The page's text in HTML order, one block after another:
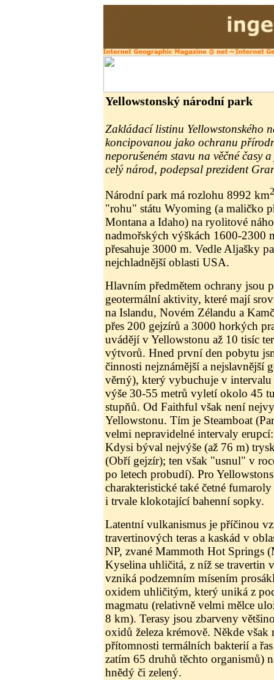
Yellowstonský národní park
Zakládací listinu Yellowstonského
koncipovanou jako ochranu
neporušeném stavu na věčné časy
celý národ, podepsal prezident
Národní park má rozlohu 8992 km2
"rohu" státu Wyoming (a maličko
Montana a Idaho) na ryolitové
nadmořských výškách 1600-2300
přesahuje 3000 m. Vedle Aljašky
nejchladnější oblasti USA.
Hlavním předmětem ochrany jsou
geotermální aktivity, které mají
na Islandu, Novém Zélandu a
přes 200 gejzírů a 3000 horkých
uvádějí v Yellowstonu až 10 tisíc
výtvorů. Hned první den pobytu
činnosti nejznámější a nejslavnější
věrný), který vybuchuje v
výše 30-55 metrů vyletí okolo 45
stupňů. Od Faithful však není
Yellowstonu. Tím je Steamboat
velmi nepravidelné intervaly
Kdysi býval nejvýše (až 76 m)
(Obří gejzír); ten však "usnul" v
po letech probudí). Pro
charakteristické také četné
i trvale klokotající bahenní sopky.
Latentní vulkanismus je příčinou
travertinových teras a kaskád v
NP, zvané Mammoth Hot Springs
Kyselina uhličitá, z níž se travertin
vzniká podzemním mísením
oxidem uhličitým, který uniká z
magmatu (relativně velmi mělce
8 km). Terasy jsou zbarveny
oxidů železa krémově. Někde
přítomnosti termálních bakterií a
zatím 65 druhů těchto organismů)
hnědý či zelený.